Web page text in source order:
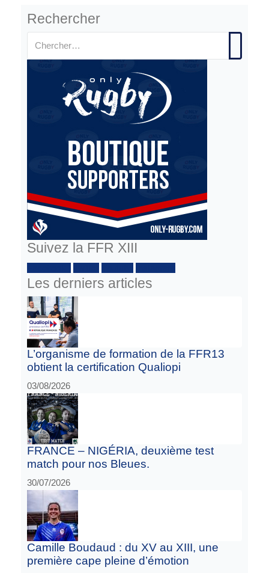
Rechercher
Suivez la FFR XIII
Les derniers articles
L’organisme de formation de la FFR13
obtient la certification Qualiopi
03/08/2026
FRANCE – NIGÉRIA, deuxième test
match pour nos Bleues.
30/07/2026
Camille Boudaud : du XV au XIII, une
première cape pleine d’émotion